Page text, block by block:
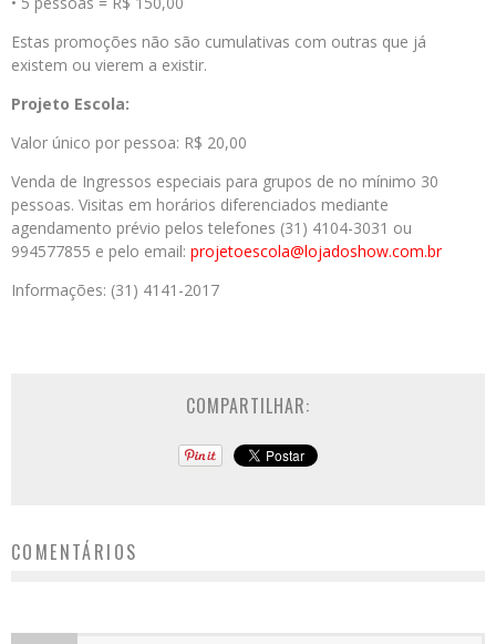
Estas promoções não são cumulativas com outras que já
existem ou vierem a existir.
Projeto Escola:
Valor único por pessoa: R$ 20,00
Venda de Ingressos especiais para grupos de no mínimo 30
pessoas. Visitas em horários diferenciados mediante
agendamento prévio pelos telefones (31) 4104-3031 ou
994577855 e pelo email: projetoescola@lojadoshow.com.br
Informações: (31) 4141-2017
COMPARTILHAR:
COMENTÁRIOS